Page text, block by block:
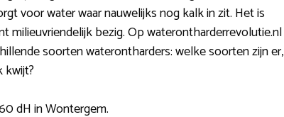
voor water waar nauwelijks nog kalk in zit. Het is
milieuvriendelijk bezig. Op waterontharderrevolutie.nl
soorten waterontharders: welke soorten zijn er,
kwijt?
dH in Wontergem.